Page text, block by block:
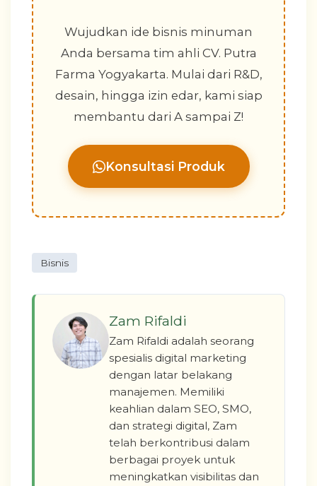
Wujudkan ide bisnis minuman
Anda bersama tim ahli CV. Putra
Farma Yogyakarta. Mulai dari R&D,
desain, hingga izin edar, kami siap
membantu dari A sampai Z!
Konsultasi Produk
Bisnis
Zam Rifaldi
Zam Rifaldi adalah seorang
spesialis digital marketing
dengan latar belakang
manajemen. Memiliki
keahlian dalam SEO, SMO,
dan strategi digital, Zam
telah berkontribusi dalam
berbagai proyek untuk
meningkatkan visibilitas dan